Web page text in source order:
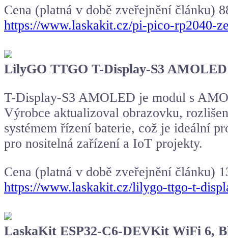
Cena (platná v době zveřejnění článku)
https://www.laskakit.cz/pi-pico-rp2040-
LilyGO TTGO T-Display-S3
T-Display-S3 AMOLED je modul s
Výrobce aktualizoval obrazovku,
systémem řízení baterie, což je ideální
pro nositelná zařízení a IoT projekty.
Cena (platná v době zveřejnění článku)
https://www.laskakit.cz/lilygo-ttgo-t-
LaskaKit ESP32-C6-DEVKit WiFi 6,